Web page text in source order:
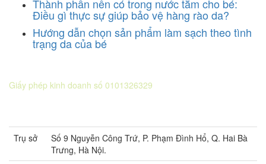
Thành phần nên có trong nước tắm cho bé:
Điều gì thực sự giúp bảo vệ hàng rào da?
Hướng dẫn chọn sản phẩm làm sạch theo tình
trạng da của bé
Giấy phép kinh doanh số 0101326329
Trụ sở
Số 9 Nguyễn Công Trứ, P. Phạm Đình Hổ, Q. Hai Bà
Trưng, Hà Nội.